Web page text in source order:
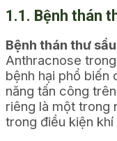
1.1. Bệnh thán
Bệnh thán thư
Anthracnose
bệnh hại phổ biến
năng tấn công
riêng là một trong
trong điều kiện